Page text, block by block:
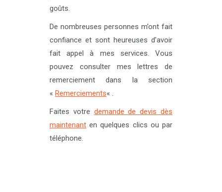
goûts.
De nombreuses personnes m’ont fait
confiance et sont heureuses d’avoir
fait appel à mes services. Vous
pouvez consulter mes lettres de
remerciement dans la section
« Remerciements« .
Faites votre demande de devis dès
maintenant en quelques clics ou par
téléphone.